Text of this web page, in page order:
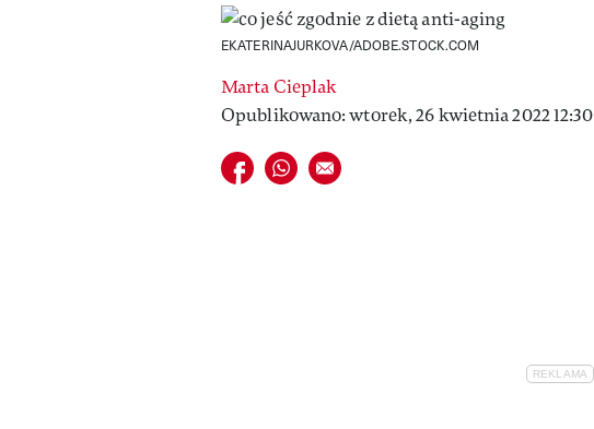
EKATERINAJURKOVA/ADOBE.STOCK.COM
Marta Cieplak
Opublikowano: wtorek, 26 kwietnia 2022 12:30
Udostępnij na facebook
Udostępnij na whatsapp
E-mail do przyjaciela